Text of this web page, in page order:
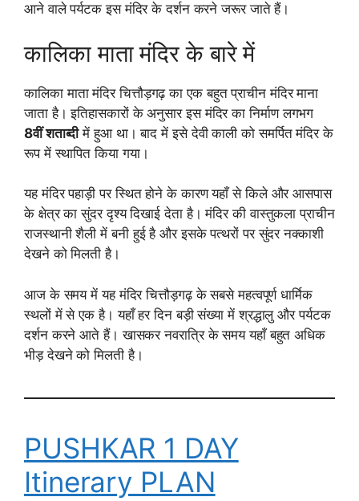
आने वाले पर्यटक इस मंदिर के दर्शन करने जरूर जाते हैं।
कालिका माता मंदिर के बारे में
कालिका माता मंदिर चित्तौड़गढ़ का एक बहुत प्राचीन मंदिर माना
जाता है। इतिहासकारों के अनुसार इस मंदिर का निर्माण लगभग
8वीं शताब्दीमें हुआ था। बाद में इसे देवी काली को समर्पित मंदिर के
रूप में स्थापित किया गया।
यह मंदिर पहाड़ी पर स्थित होने के कारण यहाँ से किले और आसपास
के क्षेत्र का सुंदर दृश्य दिखाई देता है। मंदिर की वास्तुकला प्राचीन
राजस्थानी शैली में बनी हुई है और इसके पत्थरों पर सुंदर नक्काशी
देखने को मिलती है।
आज के समय में यह मंदिर चित्तौड़गढ़ के सबसे महत्वपूर्ण धार्मिक
स्थलों में से एक है। यहाँ हर दिन बड़ी संख्या में श्रद्धालु और पर्यटक
दर्शन करने आते हैं। खासकर नवरात्रि के समय यहाँ बहुत अधिक
भीड़ देखने को मिलती है।
PUSHKAR 1 DAY
Itinerary PLAN